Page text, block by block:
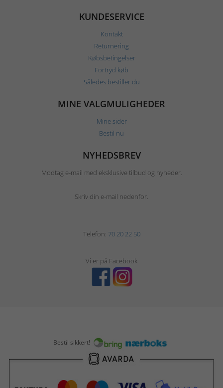
KUNDESERVICE
Kontakt
Returnering
Købsbetingelser
Fortryd køb
Således bestiller du
MINE VALGMULIGHEDER
Mine sider
Bestil nu
NYHEDSBREV
Modtag e-mail med eksklusive tilbud og nyheder.
Skriv din e-mail nedenfor.
Telefon: 70 20 22 50
Vi er på Facebook
Bestil sikkert!